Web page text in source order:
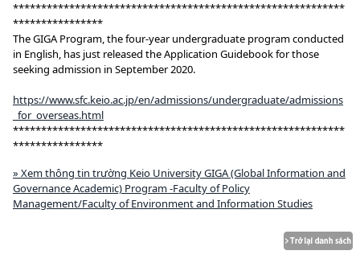
***********************************************************
****************
The GIGA Program, the four-year undergraduate program conducted
in English, has just released the Application Guidebook for those
seeking admission in September 2020.
https://www.sfc.keio.ac.jp/en/admissions/undergraduate/admissions
_for_overseas.html
***********************************************************
****************
» Xem thông tin trường Keio University GIGA (Global Information and
Governance Academic) Program -Faculty of Policy
Management/Faculty of Environment and Information Studies